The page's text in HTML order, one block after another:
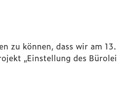
zu können, dass wir am
„Einstellung des